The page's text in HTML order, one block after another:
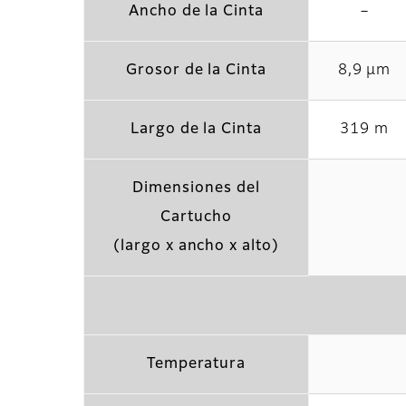
Ancho de la Cinta －
Grosor de la Cinta 8,9 μm
Largo de la Cinta 319 m
Dimensiones del
Cartucho
(largo x ancho x alto)
Temperatura